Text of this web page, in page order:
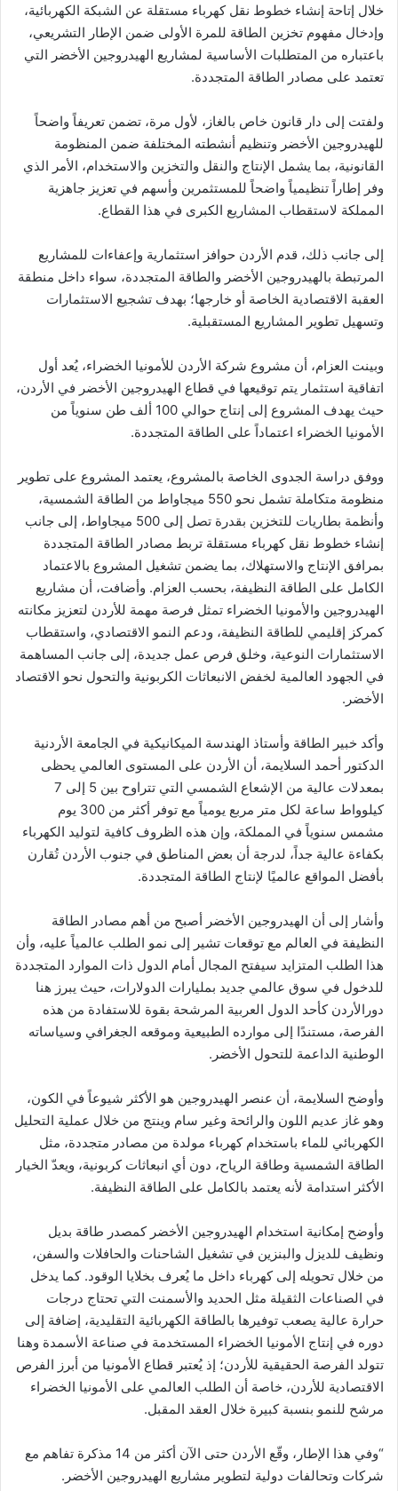
خلال إتاحة إنشاء خطوط نقل كهرباء مستقلة عن الشبكة الكهربائية،
وإدخال مفهوم تخزين الطاقة للمرة الأولى ضمن الإطار التشريعي،
باعتباره من المتطلبات الأساسية لمشاريع الهيدروجين الأخضر التي
تعتمد على مصادر الطاقة المتجددة.
ولفتت إلى دار قانون خاص بالغاز، لأول مرة، تضمن تعريفاً واضحاً
للهيدروجين الأخضر وتنظيم أنشطته المختلفة ضمن المنظومة
القانونية، بما يشمل الإنتاج والنقل والتخزين والاستخدام، الأمر الذي
وفر إطاراً تنظيمياً واضحاً للمستثمرين وأسهم في تعزيز جاهزية
المملكة لاستقطاب المشاريع الكبرى في هذا القطاع.
إلى جانب ذلك، قدم الأردن حوافز استثمارية وإعفاءات للمشاريع
المرتبطة بالهيدروجين الأخضر والطاقة المتجددة، سواء داخل منطقة
العقبة الاقتصادية الخاصة أو خارجها؛ بهدف تشجيع الاستثمارات
وتسهيل تطوير المشاريع المستقبلية.
وبينت العزام، أن مشروع شركة الأردن للأمونيا الخضراء، يُعد أول
اتفاقية استثمار يتم توقيعها في قطاع الهيدروجين الأخضر في الأردن،
حيث يهدف المشروع إلى إنتاج حوالي 100 ألف طن سنوياً من
الأمونيا الخضراء اعتماداً على الطاقة المتجددة.
ووفق دراسة الجدوى الخاصة بالمشروع، يعتمد المشروع على تطوير
منظومة متكاملة تشمل نحو 550 ميجاواط من الطاقة الشمسية،
وأنظمة بطاريات للتخزين بقدرة تصل إلى 500 ميجاواط، إلى جانب
إنشاء خطوط نقل كهرباء مستقلة تربط مصادر الطاقة المتجددة
بمرافق الإنتاج والاستهلاك، بما يضمن تشغيل المشروع بالاعتماد
الكامل على الطاقة النظيفة، بحسب العزام. وأضافت، أن مشاريع
الهيدروجين والأمونيا الخضراء تمثل فرصة مهمة للأردن لتعزيز مكانته
كمركز إقليمي للطاقة النظيفة، ودعم النمو الاقتصادي، واستقطاب
الاستثمارات النوعية، وخلق فرص عمل جديدة، إلى جانب المساهمة
في الجهود العالمية لخفض الانبعاثات الكربونية والتحول نحو الاقتصاد
الأخضر.
وأكد خبير الطاقة وأستاذ الهندسة الميكانيكية في الجامعة الأردنية
الدكتور أحمد السلايمة، أن الأردن على المستوى العالمي يحظى
بمعدلات عالية من الإشعاع الشمسي التي تتراوح بين 5 إلى 7
كيلوواط ساعة لكل متر مربع يومياً مع توفر أكثر من 300 يوم
مشمس سنوياً في المملكة، وإن هذه الظروف كافية لتوليد الكهرباء
بكفاءة عالية جداً، لدرجة أن بعض المناطق في جنوب الأردن تُقارن
بأفضل المواقع عالميًا لإنتاج الطاقة المتجددة.
وأشار إلى أن الهيدروجين الأخضر أصبح من أهم مصادر الطاقة
النظيفة في العالم مع توقعات تشير إلى نمو الطلب عالمياً عليه، وأن
هذا الطلب المتزايد سيفتح المجال أمام الدول ذات الموارد المتجددة
للدخول في سوق عالمي جديد بمليارات الدولارات، حيث يبرز هنا
دورالأردن كأحد الدول العربية المرشحة بقوة للاستفادة من هذه
الفرصة، مستندًا إلى موارده الطبيعية وموقعه الجغرافي وسياساته
الوطنية الداعمة للتحول الأخضر.
وأوضح السلايمة، أن عنصر الهيدروجين هو الأكثر شيوعاً في الكون،
وهو غاز عديم اللون والرائحة وغير سام وينتج من خلال عملية التحليل
الكهربائي للماء باستخدام كهرباء مولدة من مصادر متجددة، مثل
الطاقة الشمسية وطاقة الرياح، دون أي انبعاثات كربونية، ويعدّ الخيار
الأكثر استدامة لأنه يعتمد بالكامل على الطاقة النظيفة.
وأوضح إمكانية استخدام الهيدروجين الأخضر كمصدر طاقة بديل
ونظيف للديزل والبنزين في تشغيل الشاحنات والحافلات والسفن،
من خلال تحويله إلى كهرباء داخل ما يُعرف بخلايا الوقود. كما يدخل
في الصناعات الثقيلة مثل الحديد والأسمنت التي تحتاج درجات
حرارة عالية يصعب توفيرها بالطاقة الكهربائية التقليدية، إضافة إلى
دوره في إنتاج الأمونيا الخضراء المستخدمة في صناعة الأسمدة وهنا
تتولد الفرصة الحقيقية للأردن؛ إذ يُعتبر قطاع الأمونيا من أبرز الفرص
الاقتصادية للأردن، خاصة أن الطلب العالمي على الأمونيا الخضراء
مرشح للنمو بنسبة كبيرة خلال العقد المقبل.
“وفي هذا الإطار، وقّع الأردن حتى الآن أكثر من 14 مذكرة تفاهم مع
شركات وتحالفات دولية لتطوير مشاريع الهيدروجين الأخضر.